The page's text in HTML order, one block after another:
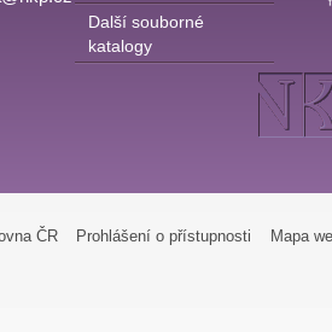
Další souborné
katalogy
ČR Prohlášení o přístupnosti Mapa